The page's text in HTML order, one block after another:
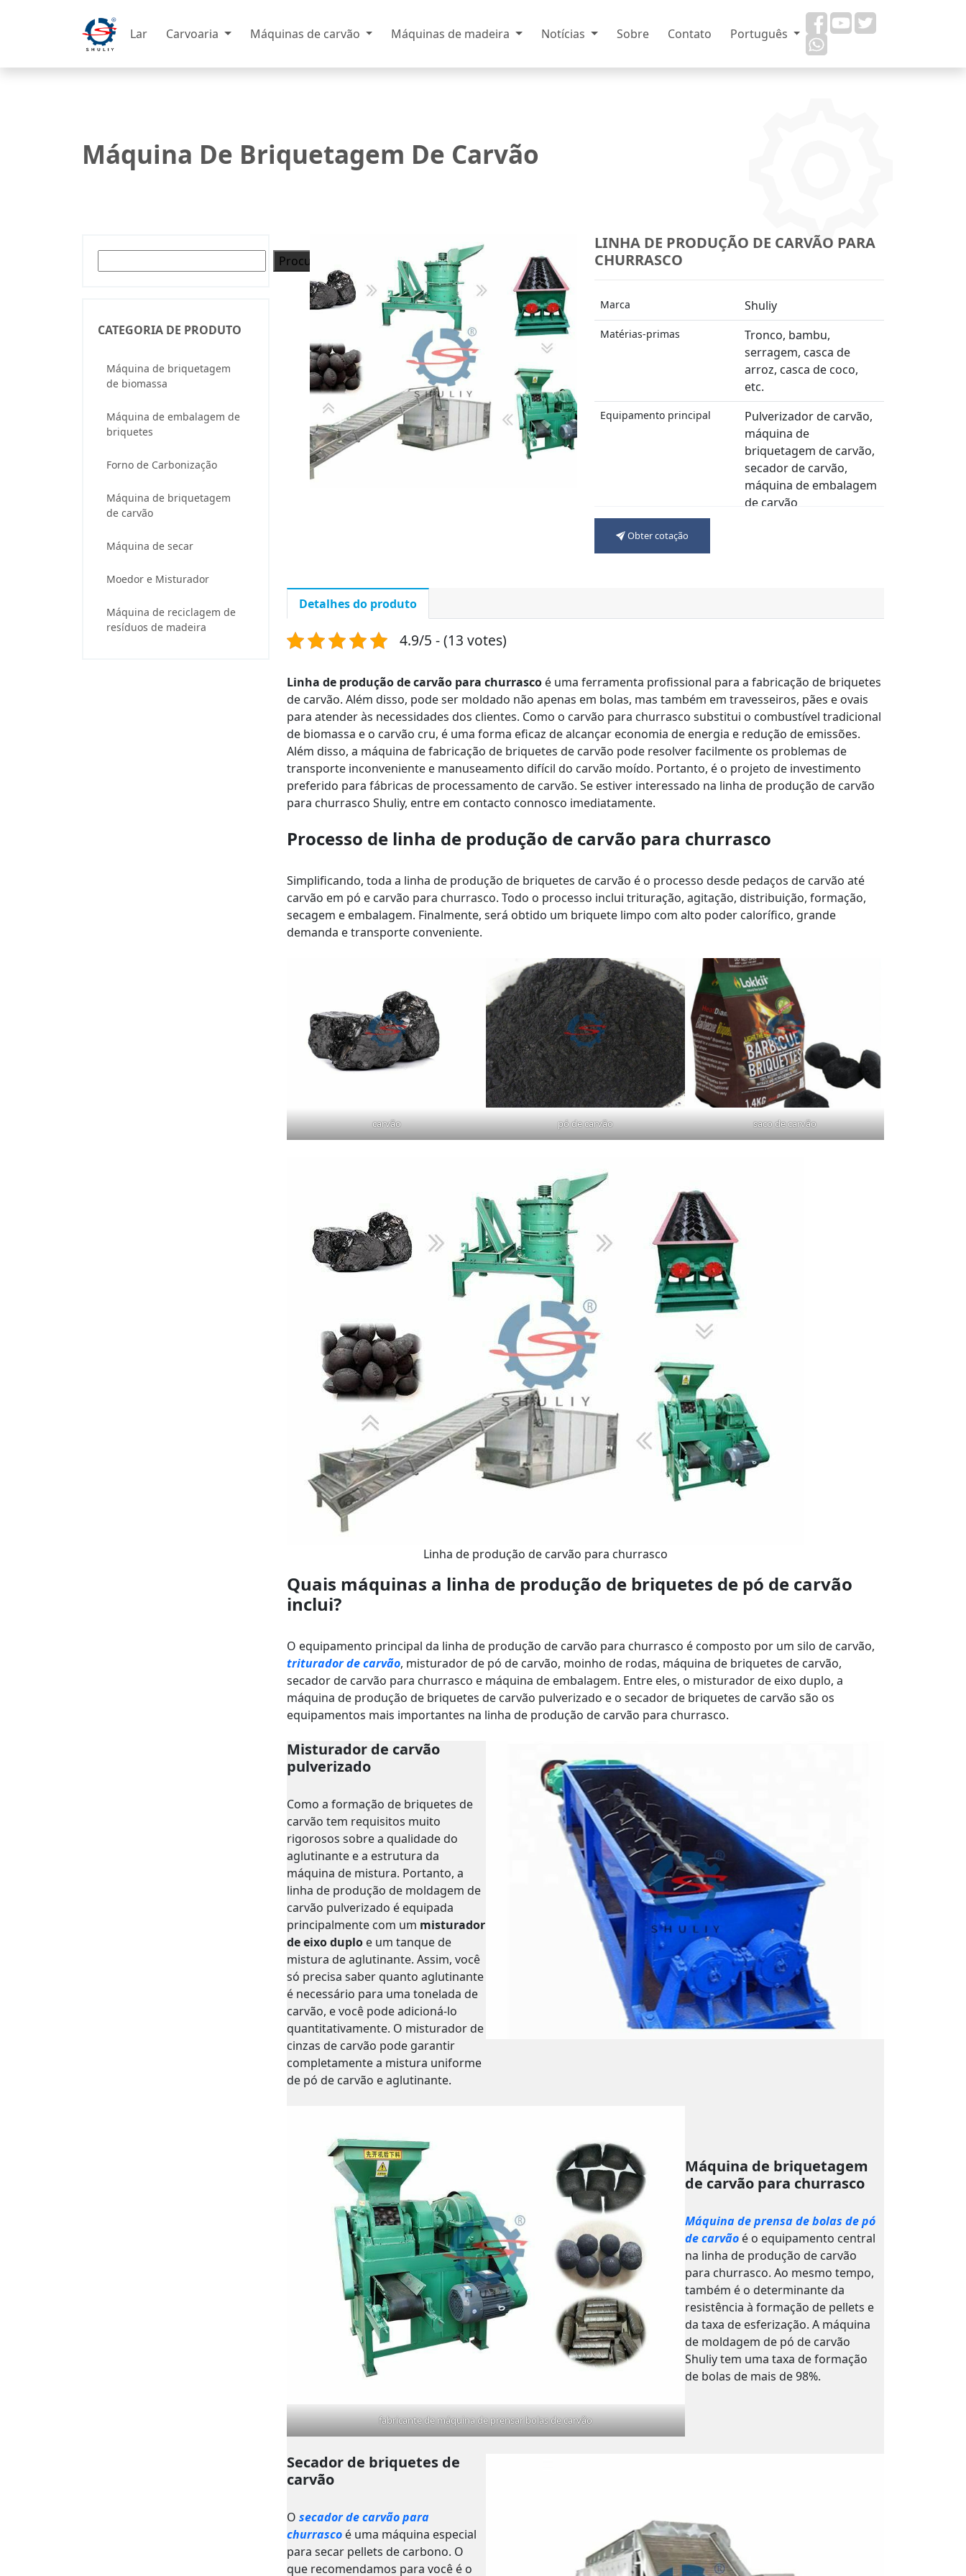
Lar Carvoaria Máquinas de carvão Máquinas de madeira Notícias Sobre Contato Português
Máquina De Briquetagem De Carvão
Procurar
CATEGORIA DE PRODUTO
Máquina de briquetagem
de biomassa
Máquina de embalagem de
briquetes
Forno de Carbonização
Máquina de briquetagem
de carvão
Máquina de secar
Moedor e Misturador
Máquina de reciclagem de
resíduos de madeira
LINHA DE PRODUÇÃO DE CARVÃO PARA
CHURRASCO
Marca Shuliy
Matérias-primas
Tronco, bambu,
serragem, casca de
arroz, casca de coco,
etc.
Equipamento principal
Pulverizador de carvão,
máquina de
briquetagem de carvão,
secador de carvão,
máquina de embalagem
de carvão
garantiaObter cotação
Detalhes do produto
4.9/5 - (13 votes)
Linha de produção de carvão para churrasco é uma ferramenta profissional para a fabricação de briquetes
de carvão. Além disso, pode ser moldado não apenas em bolas, mas também em travesseiros, pães e ovais
para atender às necessidades dos clientes. Como o carvão para churrasco substitui o combustível tradicional
de biomassa e o carvão cru, é uma forma eficaz de alcançar economia de energia e redução de emissões.
Além disso, a máquina de fabricação de briquetes de carvão pode resolver facilmente os problemas de
transporte inconveniente e manuseamento difícil do carvão moído. Portanto, é o projeto de investimento
preferido para fábricas de processamento de carvão. Se estiver interessado na linha de produção de carvão
para churrasco Shuliy, entre em contacto connosco imediatamente.
Processo de linha de produção de carvão para churrasco
Simplificando, toda a linha de produção de briquetes de carvão é o processo desde pedaços de carvão até
carvão em pó e carvão para churrasco. Todo o processo inclui trituração, agitação, distribuição, formação,
secagem e embalagem. Finalmente, será obtido um briquete limpo com alto poder calorífico, grande
demanda e transporte conveniente.
carvão pó de carvão saco de carvão
Linha de produção de carvão para churrasco
Quais máquinas a linha de produção de briquetes de pó de carvão
inclui?
O equipamento principal da linha de produção de carvão para churrasco é composto por um silo de carvão,
triturador de carvão, misturador de pó de carvão, moinho de rodas, máquina de briquetes de carvão,
secador de carvão para churrasco e máquina de embalagem. Entre eles, o misturador de eixo duplo, a
máquina de produção de briquetes de carvão pulverizado e o secador de briquetes de carvão são os
equipamentos mais importantes na linha de produção de carvão para churrasco.
Misturador de carvão
pulverizado
Como a formação de briquetes de
carvão tem requisitos muito
rigorosos sobre a qualidade do
aglutinante e a estrutura da
máquina de mistura. Portanto, a
linha de produção de moldagem de
carvão pulverizado é equipada
principalmente com um misturador
de eixo duplo e um tanque de
mistura de aglutinante. Assim, você
só precisa saber quanto aglutinante
é necessário para uma tonelada de
carvão, e você pode adicioná-lo
quantitativamente. O misturador de
cinzas de carvão pode garantir
completamente a mistura uniforme
de pó de carvão e aglutinante.
fabricante de máquina de prensar bolas de carvão
Máquina de briquetagem
de carvão para churrasco
Máquina de prensa de bolas de pó
de carvãoé o equipamento central
na linha de produção de carvão
para churrasco. Ao mesmo tempo,
também é o determinante da
resistência à formação de pellets e
da taxa de esferização. A máquina
de moldagem de pó de carvão
Shuliy tem uma taxa de formação
de bolas de mais de 98%.
Secador de briquetes de
carvão
O secador de carvão para
churrasco é uma máquina especial
para secar pellets de carbono. O
que recomendamos para você é o